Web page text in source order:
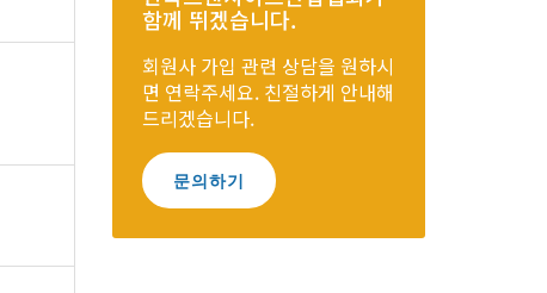
함께 뛰겠습니다.
회원사 가입 관련 상담을 원하시
면 연락주세요. 친절하게 안내해
드리겠습니다.
문의하기